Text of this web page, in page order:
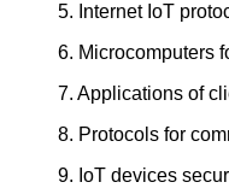
5. Internet IoT
6. Microcomputers
7. Applications of
8. Protocols for
9. IoT devices